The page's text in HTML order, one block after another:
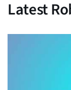
Latest